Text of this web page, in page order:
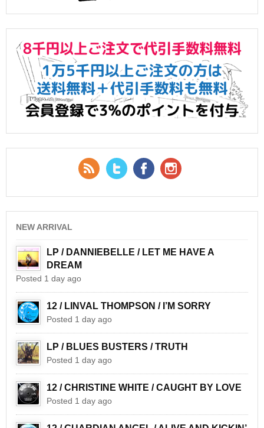
RSS Feed
Twitter Facebook
NEW ARRIVAL
LP / DANNIEBELLE / LET ME HAVE A
DREAM
Posted 1 day ago
12 / LINVAL THOMPSON / I’M SORRY
Posted 1 day ago
LP / BLUES BUSTERS / TRUTH
Posted 1 day ago
12 / CHRISTINE WHITE / CAUGHT BY LOVE
Posted 1 day ago